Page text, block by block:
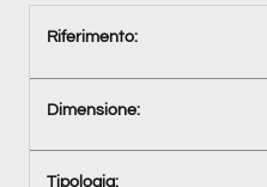
Riferimento:
Dimensione:
Tipologia: